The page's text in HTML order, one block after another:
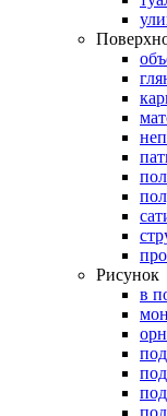
Рисунок
в